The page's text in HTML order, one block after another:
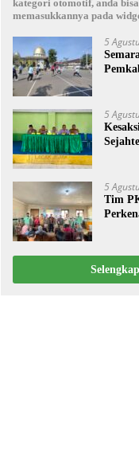
kategori otomotif, anda
memasukkannya pada
5
5
5
Tim